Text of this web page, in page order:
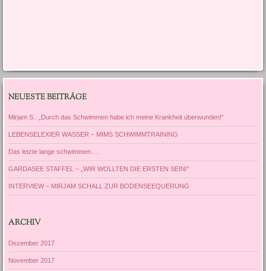
NEUESTE BEITRÄGE
Mirjam S.: „Durch das Schwimmen habe ich meine Krankheit überwunden!“
LEBENSELEXIER WASSER – MIMS SCHWIMMTRAINING
Das letzte lange schwimmen….
GARDASEE STAFFEL – „WIR WOLLTEN DIE ERSTEN SEIN!“
INTERVIEW – MIRJAM SCHALL ZUR BODENSEEQUERUNG
ARCHIV
Dezember 2017
November 2017